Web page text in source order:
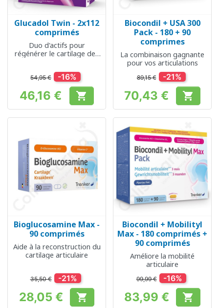
Glucadol Twin - 2x112
comprimés
Duo d'actifs pour
régénérer le cartilage des
54,95 € -16%
Prix
46,16 € 
Biocondil + USA 300
Pack - 180 + 90
comprimes
La combinaison gagnante
pour vos articulations
89,15 € -21%
Prix
70,43 € 
Bioglucosamine Max -
90 comprimés
Aide à la reconstruction du
cartilage articulaire
35,50 € -21%
Prix
28,05 € 
Biocondil + Mobilityl
Max - 180 comprimés +
90 comprimés
Améliore la mobilité
articulaire
99,99 € -16%
Prix
83,99 € 